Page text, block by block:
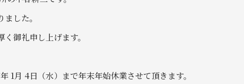
した。
御礼申し上げます。
1月 4日（水）まで年末年始休業させて頂きます。